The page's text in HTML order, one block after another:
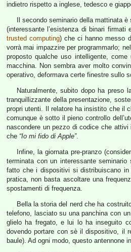
indietro rispetto a inglese, tedesco e
Il secondo seminario della mattinata
(interessante l’esistenza di binari
trusted computing) che ci hanno messo
vorrà mai impazzire per programmarlo;
proposto qualche uso intelligente,
macchina. Non sembra aver molto
operativo, deformava certe finestre sullo
Naturalmente, subito dopo ha preso
tranquillizzante della presentazione,
propri utenti. Il relatore ha insistito che il
comunque è sotto il pieno controllo
nascondere un pezzo di codice che attivi
che “Io mi fido di Apple”.
Infine, la giornata pre-pranzo
terminata con un interessante seminario
fatto che i dispositivi si distribuiscano
pratica, non basta ascoltare una
spostamenti di frequenza.
Bella la storia del nerd che ha
telefono, lasciato su una panchina con
glielo ha fregato, e lui lo ha inseguito
dovendo portare con sè il dispositivo, il
baule). Ad ogni modo, questo